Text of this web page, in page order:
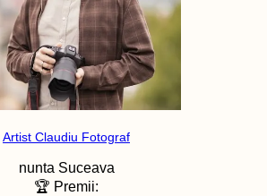
Artist Claudiu Fotograf
nunta Suceava
🏆 Premii: